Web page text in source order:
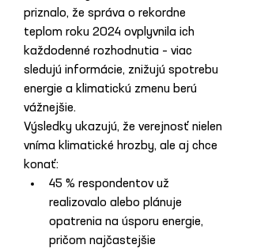
priznalo, že správa o rekordne
teplom roku 2024 ovplyvnila ich
každodenné rozhodnutia – viac
sledujú informácie, znižujú spotrebu
energie a klimatickú zmenu berú
vážnejšie.
Výsledky ukazujú, že verejnosť nielen
vníma klimatické hrozby, ale aj chce
konať:
45 % respondentov už
realizovalo alebo plánuje
opatrenia na úsporu energie,
pričom najčastejšie